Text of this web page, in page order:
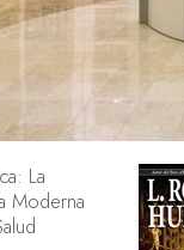
La
Moderna